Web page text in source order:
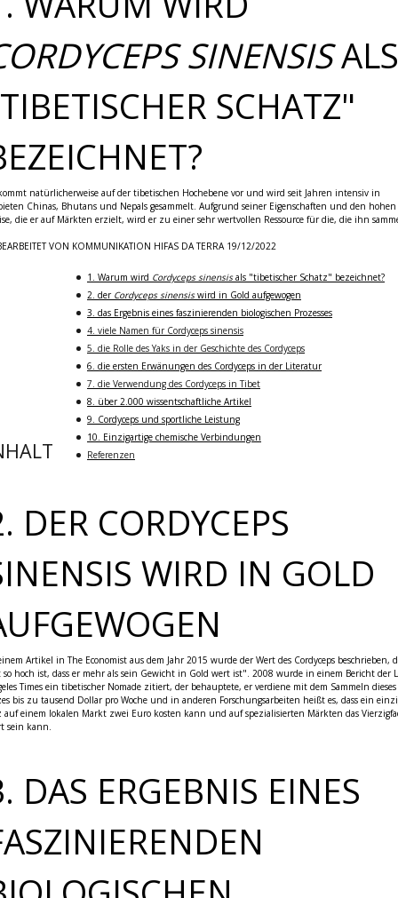
SINENSISALS
SCHATZ"
natürlicherweise auf der tibetischen Hochebene vor und wird seit Jahren intensiv in
Chinas, Bhutans und Nepals gesammelt. Aufgrund seiner Eigenschaften und den hohen
die er auf Märkten erzielt, wird er zu einer sehr wertvollen Ressource für die, die ihn
VON KOMMUNIKATION HIFAS DA TERRA 19/12/2022
1. Warum wird Cordyceps sinensisals "tibetischer Schatz" bezeichnet?
2. der Cordyceps sinensiswird in Gold aufgewogen
3. das Ergebnis eines faszinierenden biologischen Prozesses
4. viele Namen für Cordyceps sinensis
5. die Rolle des Yaks in der Geschichte des Cordyceps
6. die ersten Erwänungen des Cordyceps in der Literatur
7. die Verwendung des Cordyceps in Tibet
8. über 2.000 wissentschaftliche Artikel
9. Cordyceps und sportliche Leistung
10. Einzigartige chemische Verbindungen
Referenzen
DER CORDYCEPS
WIRD IN GOLD
Artikel in The Economist aus dem Jahr 2015 wurde der Wert des Cordyceps beschrieben,
so hoch ist, dass er mehr als sein Gewicht in Gold wert ist". 2008 wurde in einem Bericht der
Times ein tibetischer Nomade zitiert, der behauptete, er verdiene mit dem Sammeln dieses
bis zu tausend Dollar pro Woche und in anderen Forschungsarbeiten heißt es, dass ein
auf einem lokalen Markt zwei Euro kosten kann und auf spezialisierten Märkten das
sein kann.
DAS ERGEBNIS EINES